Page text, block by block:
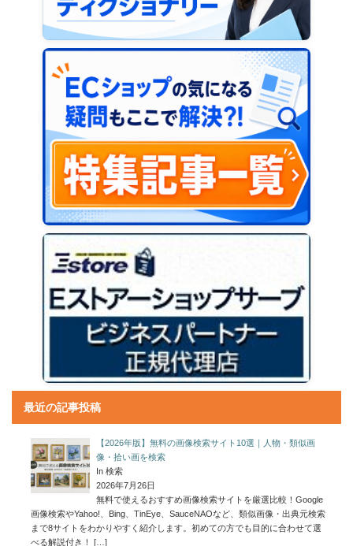
最近の記事投稿
【2026年版】無料の画像検索サイト10選｜人物・類似画
像・拾い画を検索
In 検索
2026年7月26日
無料で使えるおすすめ画像検索サイトを厳選比較！Google
画像検索やYahoo!、Bing、TinEye、SauceNAOなど、類似画像・出典元検索
まで8サイトをわかりやすく紹介します。初めての方でも目的に合わせて選
べる解説付き！
[…]